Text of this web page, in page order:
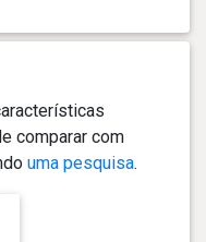
comparar com
uma pesquisa.